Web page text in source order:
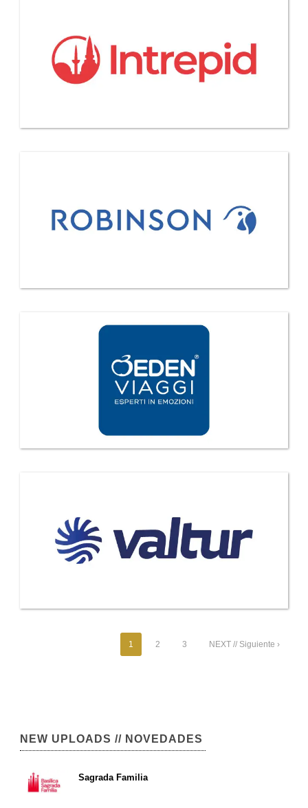
1 2 3 NEXT // Siguiente ›
NEW UPLOADS // NOVEDADES
Sagrada Familia